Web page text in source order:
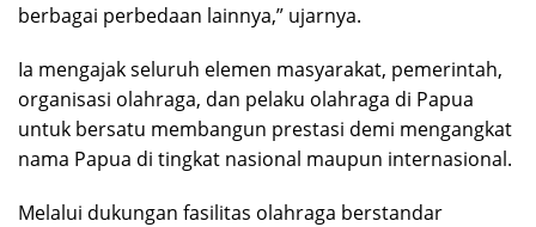
berbagai perbedaan lainnya,” ujarnya.
Ia mengajak seluruh elemen masyarakat, pemerintah,
organisasi olahraga, dan pelaku olahraga di Papua
untuk bersatu membangun prestasi demi mengangkat
nama Papua di tingkat nasional maupun internasional.
Melalui dukungan fasilitas olahraga berstandar